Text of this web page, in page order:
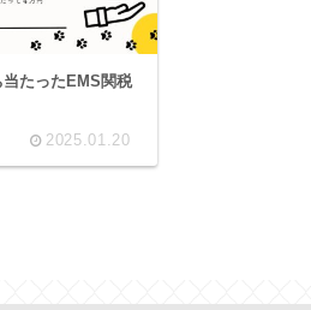
当たったEMS関税
2025.01.20